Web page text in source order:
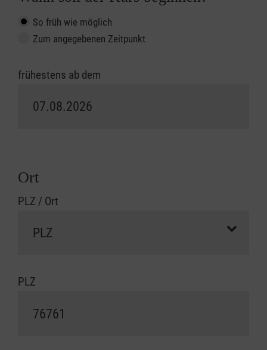
So früh wie möglich
Zum angegebenen Zeitpunkt
frühestens ab dem
Ort
PLZ / Ort
PLZ